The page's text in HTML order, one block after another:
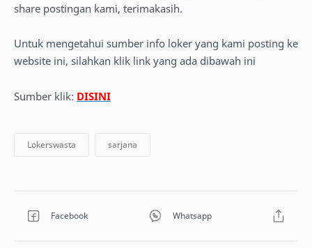
share postingan kami, terimakasih.
Untuk mengetahui sumber info loker yang kami posting ke
website ini, silahkan klik link yang ada dibawah ini
Sumber klik: DISINI